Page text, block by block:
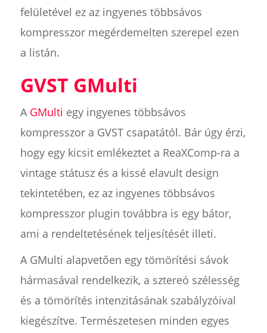
felületével ez az ingyenes többsávos
kompresszor megérdemelten szerepel ezen
a listán.
GVST GMulti
A GMulti egy ingyenes többsávos
kompresszor a GVST csapatától. Bár úgy érzi,
hogy egy kicsit emlékeztet a ReaXComp-ra a
vintage státusz és a kissé elavult design
tekintetében, ez az ingyenes többsávos
kompresszor plugin továbbra is egy bátor,
ami a rendeltetésének teljesítését illeti.
A GMulti alapvetően egy tömörítési sávok
hármasával rendelkezik, a sztereó szélesség
és a tömörítés intenzitásának szabályzóival
kiegészítve. Természetesen minden egyes